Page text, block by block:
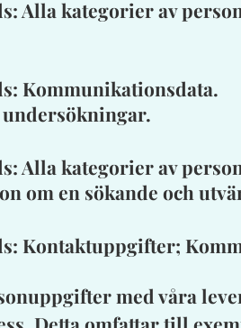
Alla kategorier av
Kommunikationsdata.
Alla kategorier av
om en sökande och
Kontaktuppgifter;
med våra